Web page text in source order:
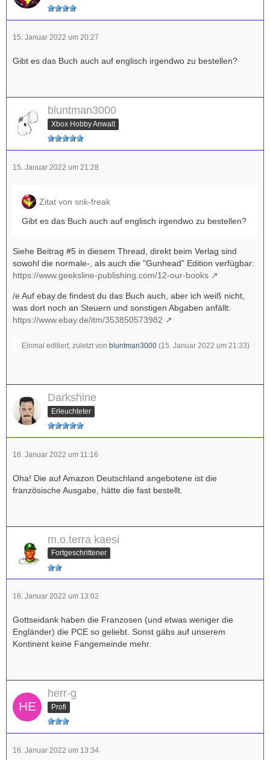
15. Januar 2022 um 20:27
Gibt es das Buch auch auf englisch irgendwo zu bestellen?
bluntman3000
Xbox Hobby Anwalt
15. Januar 2022 um 21:28
Zitat von snk-freak
Gibt es das Buch auch auf englisch irgendwo zu bestellen?
Siehe Beitrag #5 in diesem Thread, direkt beim Verlag sind
sowohl die normale-, als auch die "Gunhead" Edition verfügbar:
https://www.geeksline-publishing.com/12-our-books
/e Auf ebay.de findest du das Buch auch, aber ich weiß nicht,
was dort noch an Steuern und sonstigen Abgaben anfällt:
https://www.ebay.de/itm/353850573982
Einmal editiert, zuletzt von bluntman3000 (15. Januar 2022 um 21:33)
Darkshine
Erleuchteter
16. Januar 2022 um 11:16
Oha! Die auf Amazon Deutschland angebotene ist die
französische Ausgabe, hätte die fast bestellt.
m.o.terra kaesi
Fortgeschrittener
16. Januar 2022 um 13:02
Gottseidank haben die Franzosen (und etwas weniger die
Engländer) die PCE so geliebt. Sonst gäbs auf unserem
Kontinent keine Fangemeinde mehr.
herr-g
Profi
16. Januar 2022 um 13:34